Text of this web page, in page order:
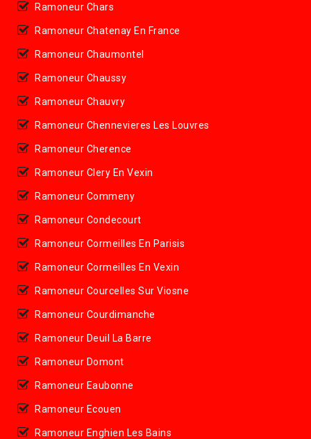
Ramoneur Chars
Ramoneur Chatenay En France
Ramoneur Chaumontel
Ramoneur Chaussy
Ramoneur Chauvry
Ramoneur Chennevieres Les Louvres
Ramoneur Cherence
Ramoneur Clery En Vexin
Ramoneur Commeny
Ramoneur Condecourt
Ramoneur Cormeilles En Parisis
Ramoneur Cormeilles En Vexin
Ramoneur Courcelles Sur Viosne
Ramoneur Courdimanche
Ramoneur Deuil La Barre
Ramoneur Domont
Ramoneur Eaubonne
Ramoneur Ecouen
Ramoneur Enghien Les Bains